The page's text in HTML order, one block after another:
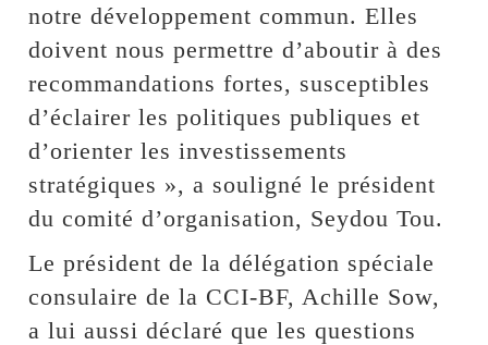
notre développement commun. Elles
doivent nous permettre d’aboutir à des
recommandations fortes, susceptibles
d’éclairer les politiques publiques et
d’orienter les investissements
stratégiques », a souligné le président
du comité d’organisation, Seydou Tou.
Le président de la délégation spéciale
consulaire de la CCI-BF, Achille Sow,
a lui aussi déclaré que les questions